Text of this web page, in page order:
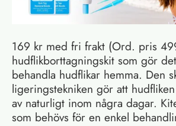
169 kr med fri frakt (Ord. pris
hudflikborttagningskit som gör
behandla hudflikar hemma. Den
ligeringstekniken gör att
av naturligt inom några dagar.
som behövs för en enkel